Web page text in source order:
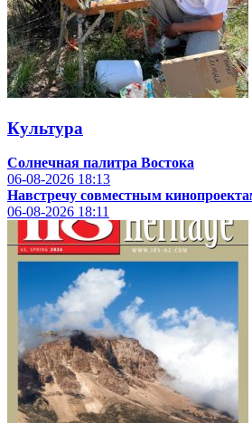
Культура
Солнечная палитра Востока
06-08-2026 18:13
Навстречу совместным
06-08-2026 18:11